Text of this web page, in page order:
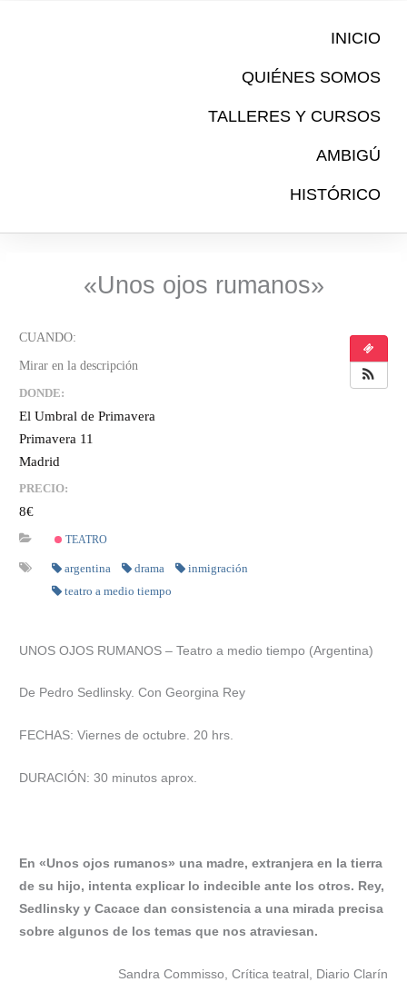
INICIO
QUIÉNES SOMOS
TALLERES Y CURSOS
AMBIGÚ
HISTÓRICO
«Unos ojos rumanos»
DONDE:
El Umbral de Primavera
Primavera 11
Madrid
PRECIO:
8€
TEATRO
argentina drama
inmigración
teatro a medio tiempo
UNOS OJOS RUMANOS – Teatro a medio tiempo (Argentina)
De Pedro Sedlinsky. Con Georgina Rey
FECHAS: Viernes de octubre. 20 hrs.
DURACIÓN: 30 minutos aprox.
En «Unos ojos rumanos» una madre, extranjera en la tierra
de su hijo, intenta explicar lo indecible ante los otros. Rey,
Sedlinsky y Cacace dan consistencia a una mirada precisa
sobre algunos de los temas que nos atraviesan.
Sandra Commisso, Crítica teatral, Diario Clarín